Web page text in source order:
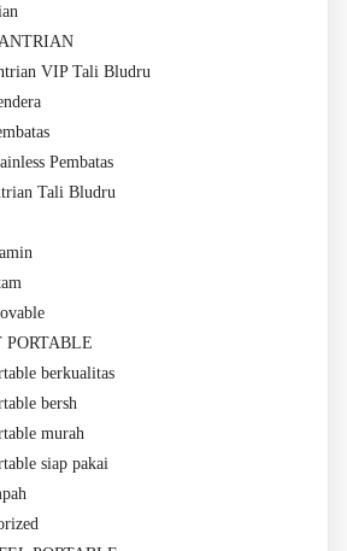
VIP Tali Bludru
Pembatas
Tali Bludru
berkualitas
bersh
murah
siap pakai